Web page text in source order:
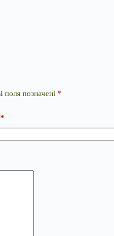
поля позначені *
*